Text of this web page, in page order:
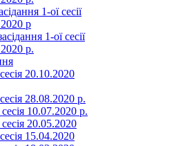
1-ої сесії
р
1-ої сесії
р.
20.10.2020
28.08.2020 р.
10.07.2020 р.
20.05.2020
15.04.2020